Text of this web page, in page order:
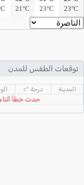
23°C
23°C
21°C
توقعات الطقس للمدن
المدينة درجة °c
حدث خطأ أثناء